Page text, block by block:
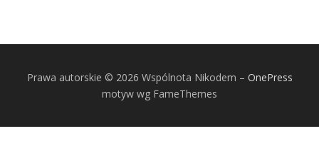
Prawa autorskie © 2026 Wspólnota Nikodem – OnePress
motyw wg FameThemes